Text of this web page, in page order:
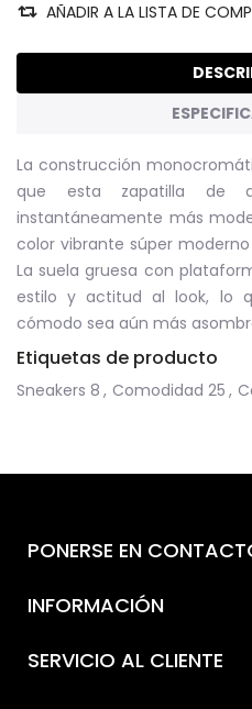
AÑADIR A LA LISTA DE
La construcción
que esta zapatilla de
instantáneamente más
color vibrante súper
La suela gruesa con
estilo y actitud al look, lo
cómodo sea aún más
Etiquetas de producto
Sneakers 8 , Comodidad 25 ,
PONERSE EN
INFORMACIÓN
SERVICIO AL CLIENTE